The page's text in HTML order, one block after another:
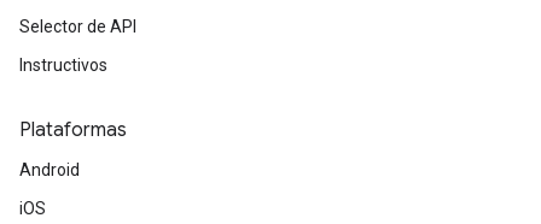
Selector de API
Instructivos
Plataformas
Android
iOS